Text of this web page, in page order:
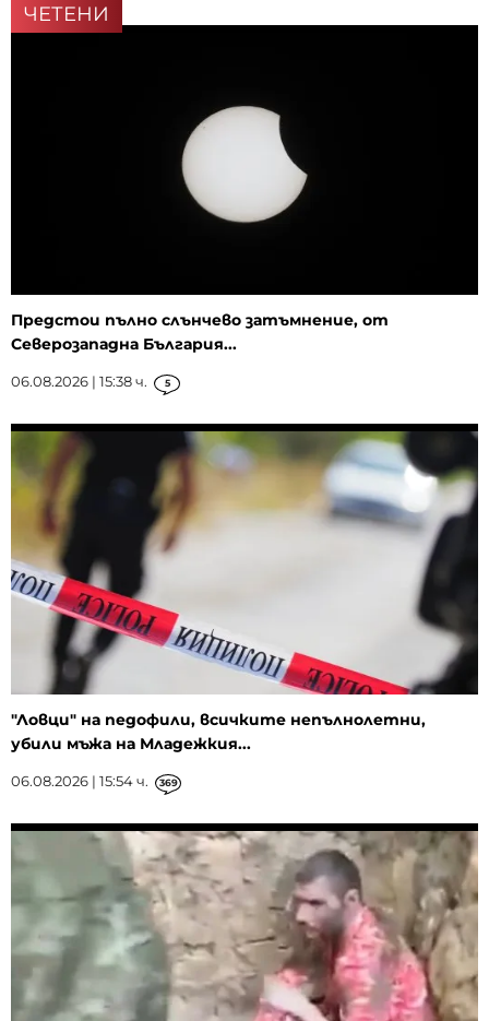
ЧЕТЕНИ
Предстои пълно слънчево затъмнение, от
Северозападна България...
06.08.2026 | 15:38 ч. 5
"Ловци" на педофили, всичките непълнолетни,
убили мъжа на Младежкия...
06.08.2026 | 15:54 ч. 369